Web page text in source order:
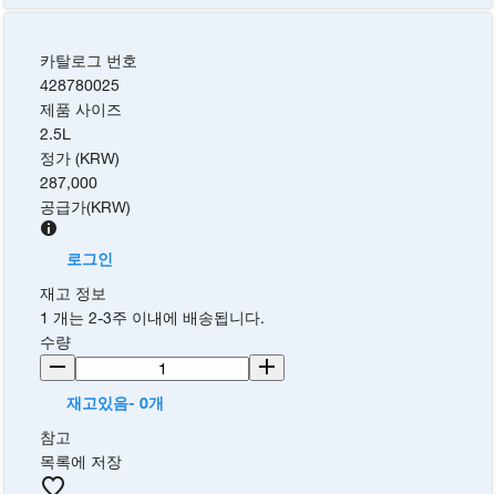
카탈로그 번호
428780025
제품 사이즈
2.5L
정가 (KRW)
287,000
공급가(KRW)
로그인
재고 정보
1 개는 2-3주 이내에 배송됩니다.
수량
재고있음- 0개
참고
목록에 저장